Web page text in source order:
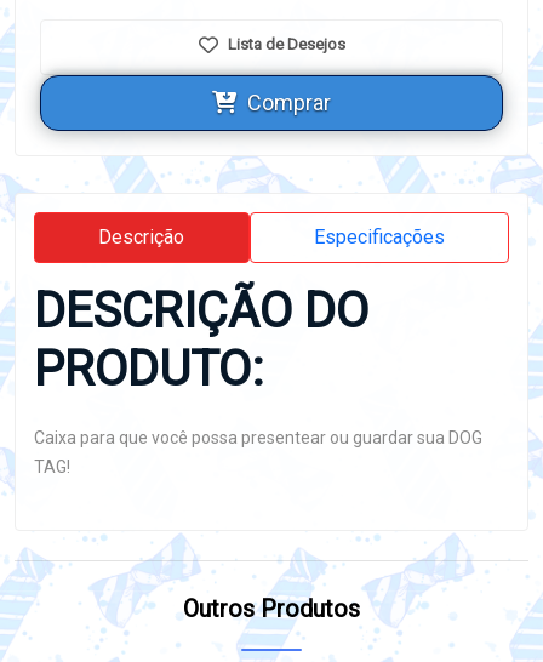
Lista de Desejos
Comprar
Descrição Especificações
DESCRIÇÃO DO
PRODUTO:
Caixa para que você possa presentear ou guardar sua DOG
TAG!
Outros Produtos